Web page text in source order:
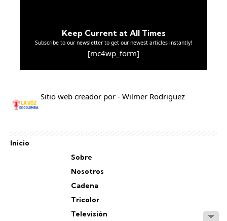
Keep Current at All Times
Subscribe to our newsletter to get our newest articles instantly!
[mc4wp_form]
Sitio web creador por - Wilmer Rodriguez
Inicio
Sobre
Nosotros
Cadena
Tricolor
Televisión